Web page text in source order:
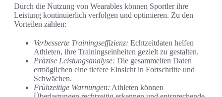
Durch die Nutzung von Wearables können Sportler ihre
Leistung kontinuierlich verfolgen und optimieren. Zu den
Vorteilen zählen:
Verbesserte Trainingseffizienz: Echtzeitdaten helfen
Athleten, ihre Trainingseinheiten gezielt zu gestalten.
Präzise Leistungsanalyse: Die gesammelten Daten
ermöglichen eine tiefere Einsicht in Fortschritte und
Schwächen.
Frühzeitige Warnungen: Athleten können